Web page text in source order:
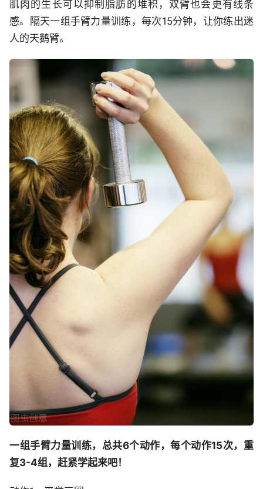
肌肉的生长可以抑制脂肪的堆积，双臂也会更有线条
感。隔天一组手臂力量训练，每次15分钟，让你练出迷
人的天鹅臂。
一组手臂力量训练，总共6个动作，每个动作15次，重
复3-4组，赶紧学起来吧！